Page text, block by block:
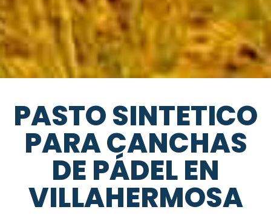
PASTO SINTETICO
PARA CANCHAS
DE PÁDEL EN
VILLAHERMOSA